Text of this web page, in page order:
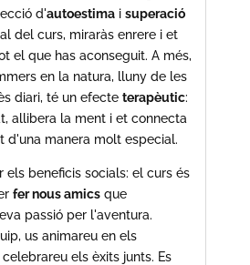
d'autoestima isuperació
del curs, miraràs enrere i et
el que has aconseguit. A més,
en la natura, lluny de les
diari, té un efecte terapèutic:
allibera la ment i et connecta
d'una manera molt especial.
els beneficis socials: el curs és
fer nous amics que
passió per l'aventura.
us animareu en els
els èxits junts. Es